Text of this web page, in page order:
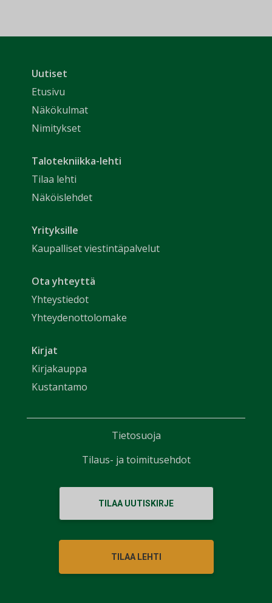
Uutiset
Etusivu
Näkökulmat
Nimitykset
Talotekniikka-lehti
Tilaa lehti
Näköislehdet
Yrityksille
Kaupalliset viestintäpalvelut
Ota yhteyttä
Yhteystiedot
Yhteydenottolomake
Kirjat
Kirjakauppa
Kustantamo
TILAA UUTISKIRJE
TILAA LEHTI
Tietosuoja
Tilaus- ja toimitusehdot